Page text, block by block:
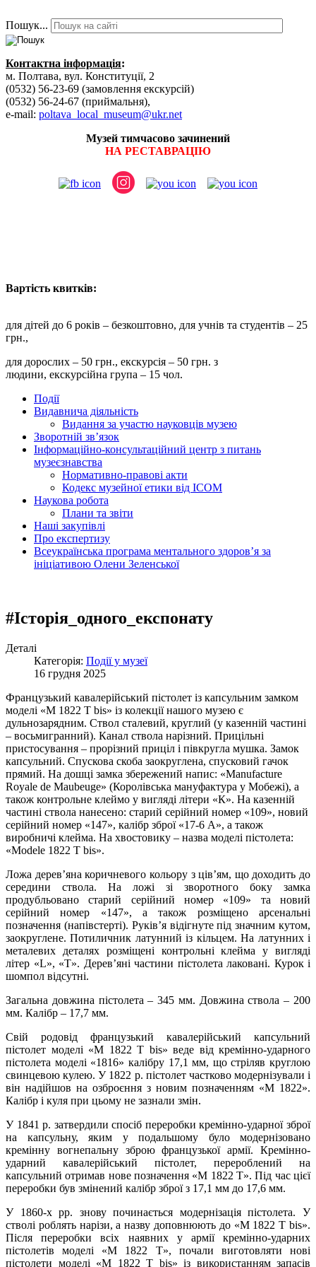
Пошук...
Контактна інформація:
м. Полтава, вул. Конституції, 2
(0532) 56-23-69 (замовлення екскурсій)
(0532) 56-24-67 (приймальня),
e-mail: poltava_local_museum@ukr.net
Музей тимчасово зачинений
НА РЕСТАВРАЦІЮ
Вартість квитків:
для дітей до 6 років – безкоштовно, для учнів та студентів – 25
грн.,
для дорослих – 50 грн., екскурсія – 50 грн. з
людини, екскурсійна група – 15 чол.
Події
Видавнича діяльність
Видання за участю науковців музею
Зворотній зв’язок
Інформаційно-консультаційний центр з питань
музеєзнавства
Нормативно-правові акти
Кодекс музейної етики від ІСОМ
Наукова робота
Плани та звіти
Наші закупівлі
Про експертизу
Всеукраїнська програма ментального здоров’я за
ініціативою Олени Зеленської
#Історія_одного_експонату
Деталі
Категорія: Події у музеї
16 грудня 2025
Французький кавалерійський пістолет із капсульним замком
моделі «М 1822 Т bis» із колекції нашого музею є
дульнозарядним. Ствол сталевий, круглий (у казенній частині
– восьмигранний). Канал ствола нарізний. Прицільні
пристосування – прорізний приціл і півкругла мушка. Замок
капсульний. Спускова скоба заокруглена, спусковий гачок
прямий. На дошці замка збережений напис: «Manufacture
Royale de Maubeuge» (Королівська мануфактура у Мобежі), а
також контрольне клеймо у вигляді літери «К». На казенній
частині ствола нанесено: старий серійний номер «109», новий
серійний номер «147», калібр зброї «17-6 А», а також
виробничі клейма. На хвостовику – назва моделі пістолета:
«Modele 1822 T bis».
Ложа дерев’яна коричневого кольору з ців’ям, що доходить до
середини ствола. На ложі зі зворотного боку замка
продубльовано старий серійний номер «109» та новий
серійний номер «147», а також розміщено арсенальні
позначення (напівстерті). Руків’я відігнуте під значним кутом,
заокруглене. Потиличник латунний із кільцем. На латунних і
металевих деталях розміщені контрольні клейма у вигляді
літер «L», «Т». Дерев’яні частини пістолета лаковані. Курок і
шомпол відсутні.
Загальна довжина пістолета – 345 мм. Довжина ствола – 200
мм. Калібр – 17,7 мм.
Свій родовід французький кавалерійський капсульний
пістолет моделі «М 1822 Т bis» веде від кремінно-ударного
пістолета моделі «1816» калібру 17,1 мм, що стріляв круглою
свинцевою кулею. У 1822 р. пістолет частково модернізували і
він надійшов на озброєння з новим позначенням «М 1822».
Калібр і куля при цьому не зазнали змін.
У 1841 р. затвердили спосіб переробки кремінно-ударної зброї
на капсульну, яким у подальшому було модернізовано
кремінну вогнепальну зброю французької армії. Кремінно-
ударний кавалерійський пістолет, перероблений на
капсульний отримав нове позначення «М 1822 Т». Під час цієї
переробки був змінений калібр зброї з 17,1 мм до 17,6 мм.
У 1860-х рр. знову починається модернізація пістолета. У
стволі роблять нарізи, а назву доповнюють до «М 1822 Т bis».
Після переробки всіх наявних у армії кремінно-ударних
пістолетів моделі «М 1822 Т», почали виготовляти нові
пістолети моделі «М 1822 Т bis» із використанням запасів